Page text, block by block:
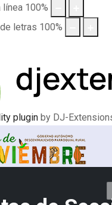
línea 100%
letras 100%
plugin by DJ-